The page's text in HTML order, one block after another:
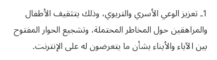
1ـ تعزيز الوعي الأسري والتربوي، وذلك بتثقيف الأطفال
والمراهقين حول المخاطر المحتملة، وتشجيع الحوار المفتوح
بين الآباء والأبناء بشأن ما يتعرضون له على الإنترنت.